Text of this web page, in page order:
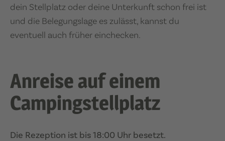
dein Stellplatz oder deine Unterkunft schon frei ist
und die Belegungslage es zulässt, kannst du
eventuell auch früher einchecken.
Anreise auf einem
Campingstellplatz
Die Rezeption ist bis 18:00 Uhr besetzt.